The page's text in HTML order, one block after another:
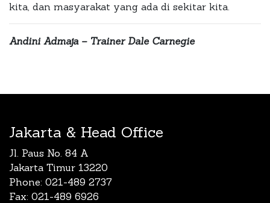
kita, dan masyarakat yang ada di sekitar kita.
Andini Admaja – Trainer Dale Carnegie
Jakarta & Head Office
Jl. Paus No. 84 A
Jakarta Timur 13220
Phone: 021-489 2737
Fax: 021-489 6926